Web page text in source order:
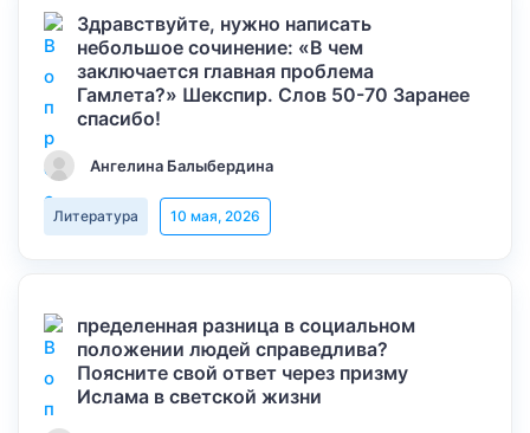
Здравствуйте, нужно написать
небольшое сочинение: «В чем
заключается главная проблема
Гамлета?» Шекспир. Слов 50-70 Заранее
спасибо!
Ангелина Балыбердина
Литература 10 мая, 2026
пределенная разница в социальном
положении людей справедлива?
Поясните свой ответ через призму
Ислама в светской жизни